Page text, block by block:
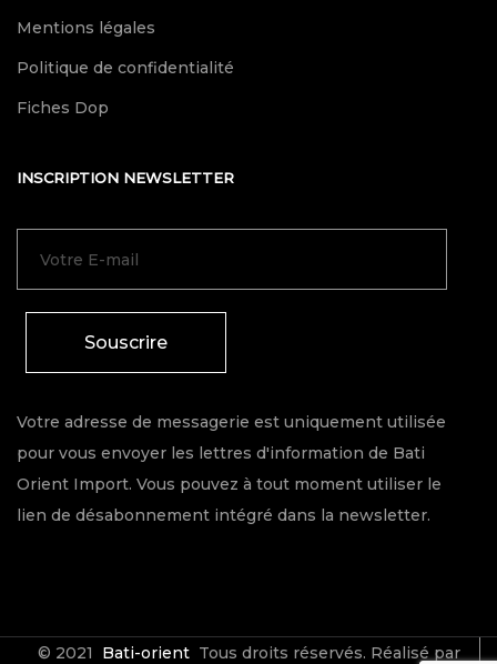
Mentions légales
Politique de confidentialité
Fiches Dop
INSCRIPTION NEWSLETTER
Souscrire
Votre adresse de messagerie est uniquement utilisée
pour vous envoyer les lettres d'information de Bati
Orient Import. Vous pouvez à tout moment utiliser le
lien de désabonnement intégré dans la newsletter.
© 2021 Bati-orient Tous droits réservés. Réalisé par